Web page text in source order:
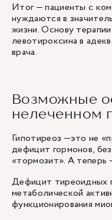
Итог — пациенты с
нуждаются в
жизни. Основу
левотироксина в
врача.
Возможные
нелеченном
Гипотиреоз —это не
дефицит гормонов,
«тормозит». А теперь
Дефицит тиреоидных
метаболической
функционирования